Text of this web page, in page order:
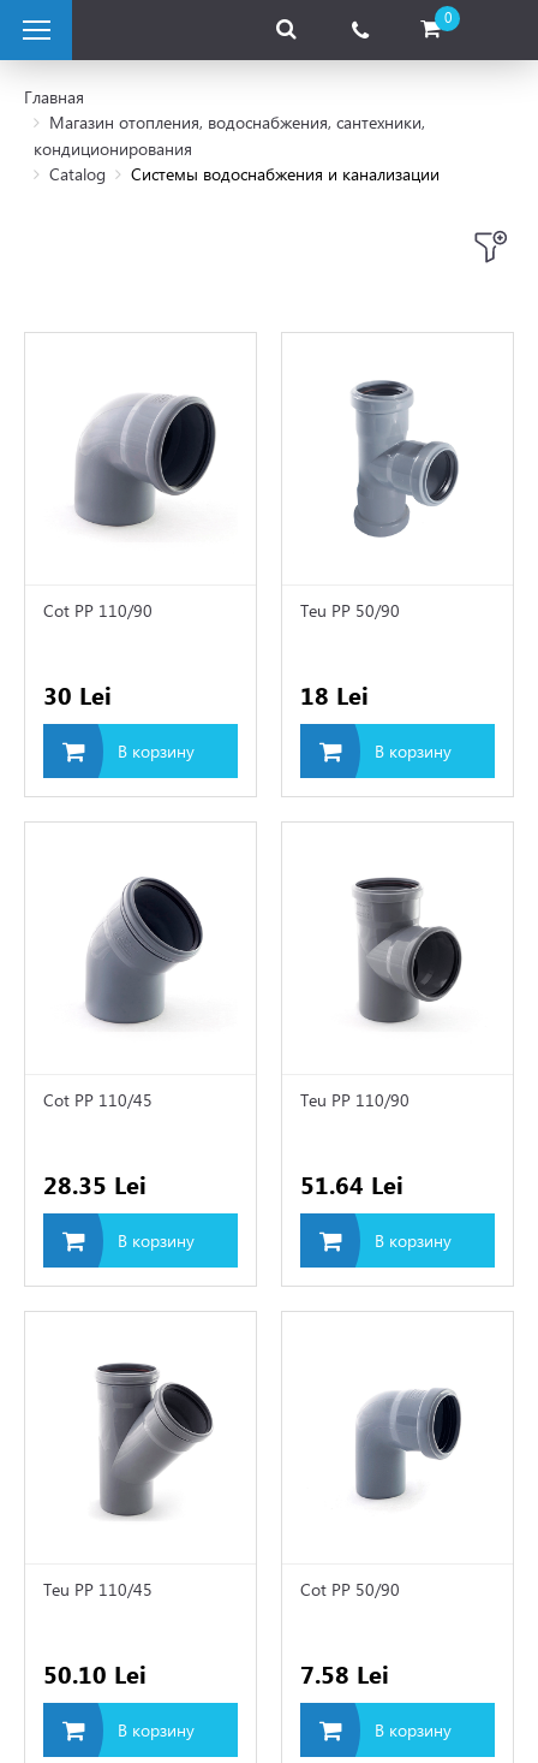
котлы
насосы
для систем
водоснабжения и
0
Главная
Магазин отопления, водоснабжения, сантехники,
кондиционирования
Catalog
Системы водоснабжения и канализации
Cot PP 110/90
30 Lei
В корзину
Teu PP 50/90
18 Lei
В корзину
Cot PP 110/45
28.35 Lei
В корзину
Teu PP 110/90
51.64 Lei
В корзину
Teu PP 110/45
50.10 Lei
В корзину
Cot PP 50/90
7.58 Lei
В корзину